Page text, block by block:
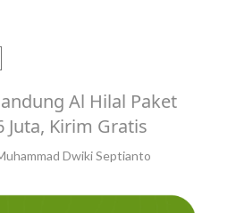
Al Hilal Paket
Juta, Kirim Gratis
Dwiki Septianto